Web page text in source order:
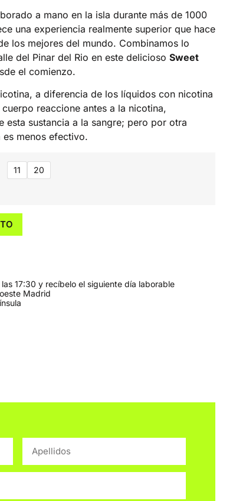
a mano en la isla durante más de 1000
una experiencia realmente superior que hace
los mejores del mundo. Combinamos lo
del Pinar del Rio en este delicioso Sweet
el comienzo.
a diferencia de los líquidos con nicotina
reaccione antes a la nicotina,
esta sustancia a la sangre; pero por otra
menos efectivo.
11 20
17:30 y recíbelo el siguiente día laborable
Madrid